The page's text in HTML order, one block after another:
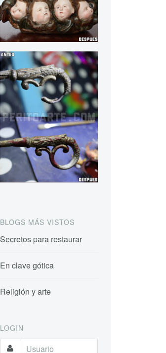
BLOGS MÁS VISTOS
Secretos para restaurar
En clave gótica
Religión y arte
LOGIN